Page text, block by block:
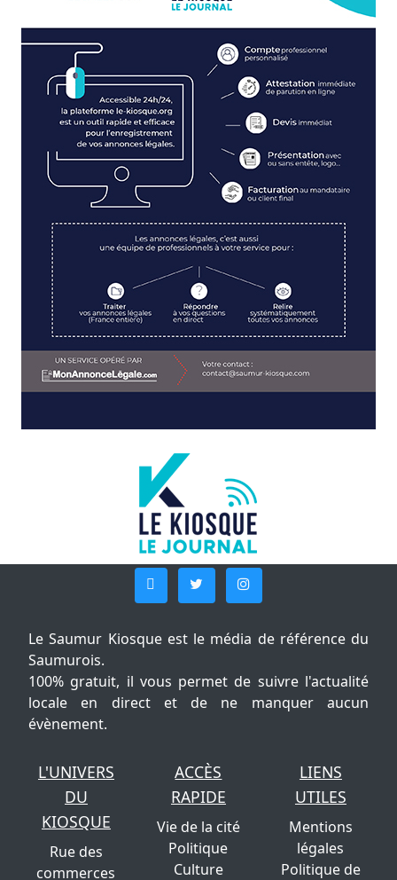
Le Saumur Kiosque est le média de référence du
Saumurois.
100% gratuit, il vous permet de suivre l'actualité
locale en direct et de ne manquer aucun
évènement.
L'UNIVERS
DU
KIOSQUE
Rue des
commerces
ACCÈS
RAPIDE
Vie de la cité
Politique
Culture
LIENS
UTILES
Mentions
légales
Politique de